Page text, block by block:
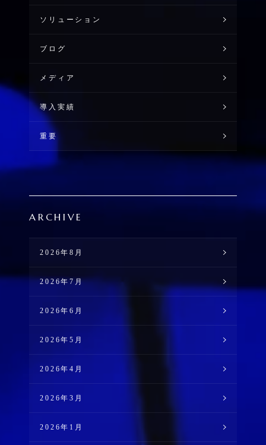
ソリューション
ブログ
メディア
導入実績
重要
ARCHIVE
2026年8月
2026年7月
2026年6月
2026年5月
2026年4月
2026年3月
2026年1月